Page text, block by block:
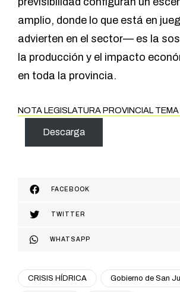
amplio, donde lo que está en
advierten en el sector— es la
la producción y el impacto
en toda la provincia.
NOTA LEGISLATURA PROVINCIAL
Descarga
FACEBOOK
TWITTER
WHATSAPP
CRISIS HÍDRICA Gobierno de San